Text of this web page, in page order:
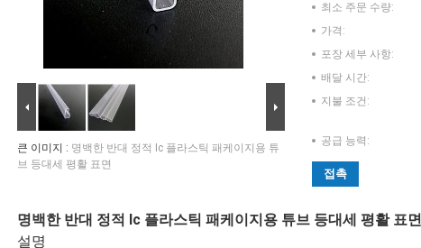
큰 이미지 : 명백한 반대 정적 Ic 플라스틱 패케이지용 튜
브 등대세 평활 표면
최소 주문 수량:
가격:
포장 세부 사항:
배달 시간:
지불 조건:
공급 능력:
접촉
명백한 반대 정적 Ic 플라스틱 패케이지용 튜브 등대세 평활 표면
설명